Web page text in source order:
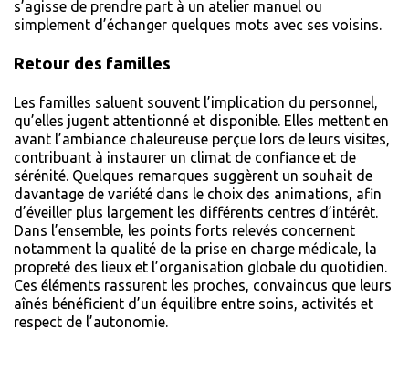
s’agisse de prendre part à un atelier manuel ou
simplement d’échanger quelques mots avec ses voisins.
Retour des familles
Les familles saluent souvent l’implication du personnel,
qu’elles jugent attentionné et disponible. Elles mettent en
avant l’ambiance chaleureuse perçue lors de leurs visites,
contribuant à instaurer un climat de confiance et de
sérénité. Quelques remarques suggèrent un souhait de
davantage de variété dans le choix des animations, afin
d’éveiller plus largement les différents centres d’intérêt.
Dans l’ensemble, les points forts relevés concernent
notamment la qualité de la prise en charge médicale, la
propreté des lieux et l’organisation globale du quotidien.
Ces éléments rassurent les proches, convaincus que leurs
aînés bénéficient d’un équilibre entre soins, activités et
respect de l’autonomie.